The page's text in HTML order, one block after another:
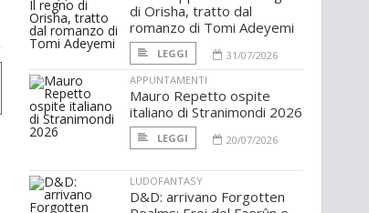
di Orisha, tratto dal
romanzo di Tomi Adeyemi
LEGGI
31/07/2026
APPUNTAMENTI
Mauro Repetto ospite
italiano di Stranimondi 2026
LEGGI 20/07/2026
LUDOFANTASY
D&D: arrivano Forgotten